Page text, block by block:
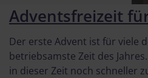
Adventsfreizeit
Der erste Advent ist für viele
betriebsamste Zeit des
in dieser Zeit noch schneller